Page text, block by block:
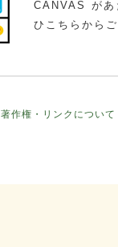
CANVAS があ
ひこちらから
著作権・リンクについて